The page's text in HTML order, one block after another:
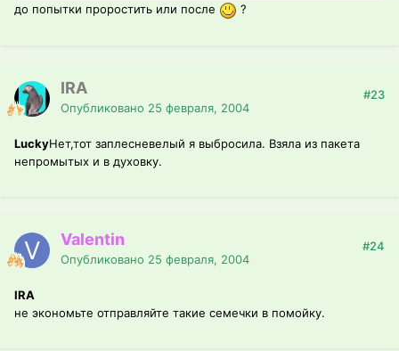
до попытки проростить или после ?
IRA
Опубликовано 25 февраля, 2004
#23
LuckyНет,тот заплесневелый я выбросила. Взяла из пакета
непромытых и в духовку.
Valentin
Опубликовано 25 февраля, 2004
#24
IRA
не экономьте отправляйте такие семечки в помойку.